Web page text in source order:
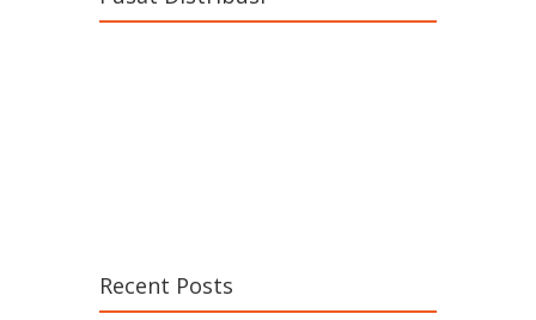
Recent Posts